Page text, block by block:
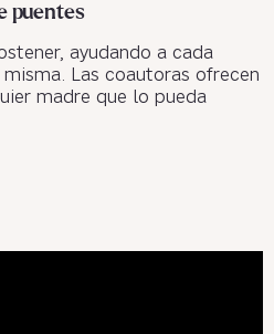
puentes
ayudando a cada
Las coautoras ofrecen
madre que lo pueda